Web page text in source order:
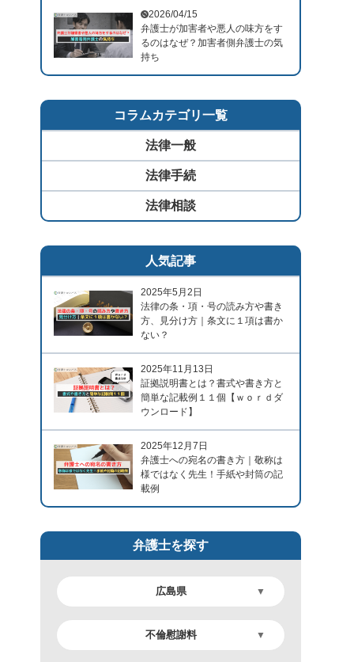
2026/04/15
弁護士が加害者や悪人の味方をす
るのはなぜ？加害者側弁護士の気
持ち
コラムカテゴリ一覧
法律一般
法律手続
法律相談
人気記事
2025年5月2日
法律の条・項・号の読み方や書き
方、見分け方｜条文に１項は書か
ない？
2025年11月13日
証拠説明書とは？書式や書き方と
簡単な記載例１１個【ｗｏｒｄダ
ウンロード】
2025年12月7日
弁護士への宛名の書き方｜敬称は
様ではなく先生！手紙や封筒の記
載例
弁護士を探す